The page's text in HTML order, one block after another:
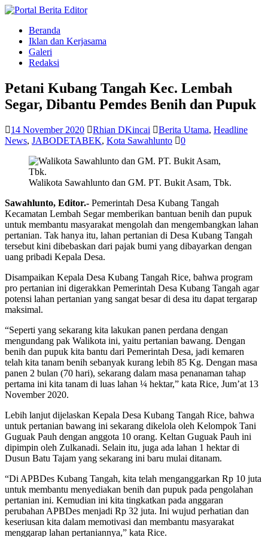
Beranda
Iklan dan Kerjasama
Galeri
Redaksi
Petani Kubang Tangah Kec. Lembah
Segar, Dibantu Pemdes Benih dan Pupuk
14 November 2020 Rhian DKincai Berita Utama, Headline
News, JABODETABEK, Kota Sawahlunto 0
Walikota Sawahlunto dan GM. PT. Bukit Asam, Tbk.
Sawahlunto, Editor.- Pemerintah Desa Kubang Tangah
Kecamatan Lembah Segar memberikan bantuan benih dan pupuk
untuk membantu masyarakat mengolah dan mengembangkan lahan
pertanian. Tak hanya itu, lahan pertanian di Desa Kubang Tangah
tersebut kini dibebaskan dari pajak bumi yang dibayarkan dengan
uang pribadi Kepala Desa.
Disampaikan Kepala Desa Kubang Tangah Rice, bahwa program
pro pertanian ini digerakkan Pemerintah Desa Kubang Tangah agar
potensi lahan pertanian yang sangat besar di desa itu dapat tergarap
maksimal.
“Seperti yang sekarang kita lakukan panen perdana dengan
mengundang pak Walikota ini, yaitu pertanian bawang. Dengan
benih dan pupuk kita bantu dari Pemerintah Desa, jadi kemaren
telah kita tanam benih sebanyak kurang lebih 85 Kg. Dengan masa
panen 2 bulan (70 hari), sekarang dalam masa penanaman tahap
pertama ini kita tanam di luas lahan ¼ hektar,” kata Rice, Jum’at 13
November 2020.
Lebih lanjut dijelaskan Kepala Desa Kubang Tangah Rice, bahwa
untuk pertanian bawang ini sekarang dikelola oleh Kelompok Tani
Guguak Pauh dengan anggota 10 orang. Keltan Guguak Pauh ini
dipimpin oleh Zulkanadi. Selain itu, juga ada lahan 1 hektar di
Dusun Batu Tajam yang sekarang ini baru mulai ditanam.
“Di APBDes Kubang Tangah, kita telah menganggarkan Rp 10 juta
untuk membantu menyediakan benih dan pupuk pada pengolahan
pertanian ini. Kemudian ini kita tingkatkan pada anggaran
perubahan APBDes menjadi Rp 32 juta. Ini wujud perhatian dan
keseriusan kita dalam memotivasi dan membantu masyarakat
menggarap lahan pertaniannya,” kata Rice.